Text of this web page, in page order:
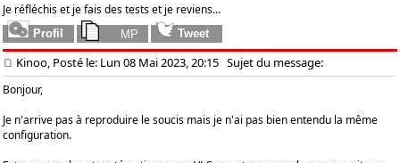
Je réfléchis et je fais des tests et je reviens...
Kinoo, Posté le: Lun 08 Mai 2023, 20:15 Sujet du message:
Bonjour,
Je n'arrive pas à reproduire le soucis mais je n'ai pas bien entendu la même
configuration.